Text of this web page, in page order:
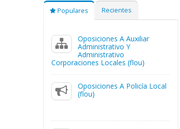
Populares Recientes
Oposiciones A Auxiliar
Administrativo Y
Administrativo
Corporaciones Locales (flou)
Oposiciones A Policía Local
(flou)